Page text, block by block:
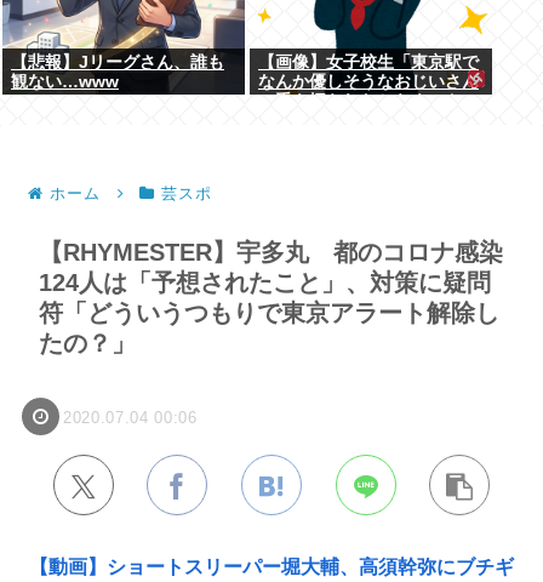
【悲報】Jリーグさん、誰も
観ない…www
【画像】女子校生「東京駅で
なんか優しそうなおじいさん
ホーム 芸スポ
【RHYMESTER】宇多丸 都のコロナ感染
124人は「予想されたこと」、対策に疑問
符「どういうつもりで東京アラート解除し
たの？」
2020.07.04 00:06
【動画】ショートスリーパー堀大輔、高須幹弥にブチギ